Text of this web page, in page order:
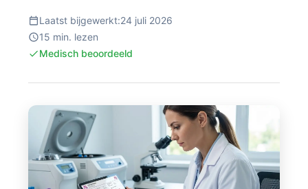
Laatst bijgewerkt:24 juli 2026
15 min. lezen
Medisch beoordeeld